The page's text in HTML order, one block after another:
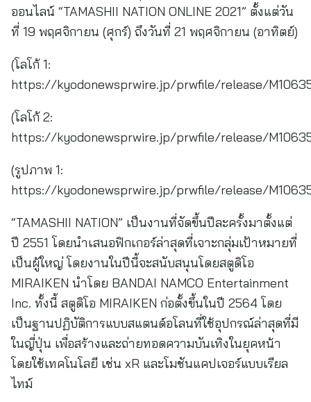
ออนไลน์ “TAMASHII NATION ONLINE 2021” ตั้งแต่วัน
ที่ 19 พฤศจิกายน (ศุกร์) ถึงวันที่ 21 พฤศจิกายน (อาทิตย์)
(โลโก้ 1:
https://kyodonewsprwire.jp/prwfile/release/
(โลโก้ 2:
https://kyodonewsprwire.jp/prwfile/release/
(รูปภาพ 1:
https://kyodonewsprwire.jp/prwfile/release/
“TAMASHII NATION” เป็นงานที่จัดขึ้นปีละครั้งมาตั้งแต่
ปี 2551 โดยนำเสนอฟิกเกอร์ล่าสุดที่เจาะกลุ่มเป้าหมายที่
เป็นผู้ใหญ่ โดยงานในปีนี้จะสนับสนุนโดยสตูดิโอ
MIRAIKEN นำโดย BANDAI NAMCO Entertainment
Inc. ทั้งนี้ สตูดิโอ MIRAIKEN ก่อตั้งขึ้นในปี 2564 โดย
เป็นฐานปฏิบัติการแบบสแตนด์อโลนที่ใช้อุปกรณ์ล่าสุดที่มี
ในญี่ปุ่น เพื่อสร้างและถ่ายทอดความบันเทิงในยุคหน้า
โดยใช้เทคโนโลยี เช่น xR และโมชันแคปเจอร์แบบเรียล
ไทม์